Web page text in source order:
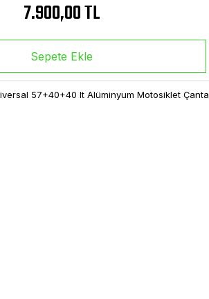
7.900,00 TL
Sepete Ekle